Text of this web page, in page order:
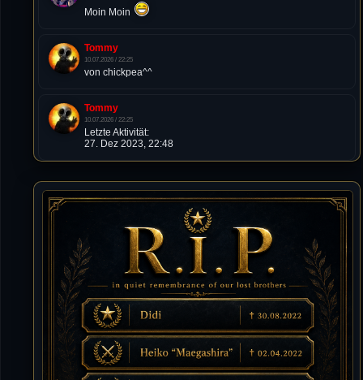
Moin Moin
Tommy
10.07.2026 / 22:25
von chickpea^^
Tommy
10.07.2026 / 22:25
Letzte Aktivität:
27. Dez 2023, 22:48
DieWildeHilde
10.07.2026 / 12:48
Happy Birthday Chickpea
DieWildeHilde
10.07.2026 / 10:08
Hallo meine Lieben!
Isimiyaki
10.07.2026 / 00:34
Alles gute chickpea